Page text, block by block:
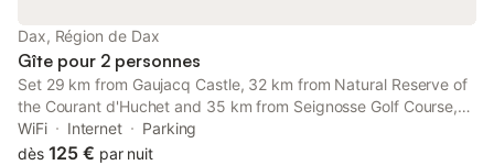
Dax, Région de Dax
Gîte pour 2 personnes
Set 29 km from Gaujacq Castle, 32 km from Natural Reserve of
the Courant d'Huchet and 35 km from Seignosse Golf Course,
Studio avec vue sur la ville terrasse amenagee et wifi a Dax
provides accommodation located in Dax.
WiFi Internet
Parking
dès 125 € par nuit